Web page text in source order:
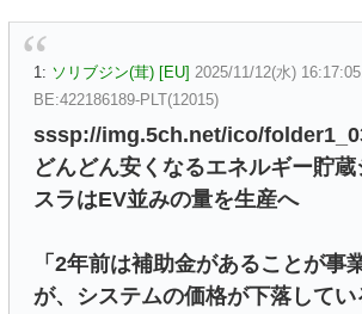
1: ソリブジン(茸) [EU] 2025/11/12(水)
BE:422186189-PLT(12015)
sssp://img.5ch.net/ico/
どんどん安くなるエネルギー貯
スラはEV並みの量を生産へ
「2年前は補助金があることが事
が、システムの価格が下落して